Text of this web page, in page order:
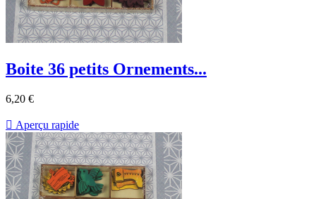
Boite 36 petits Ornements...
6,20 €
 Aperçu rapide